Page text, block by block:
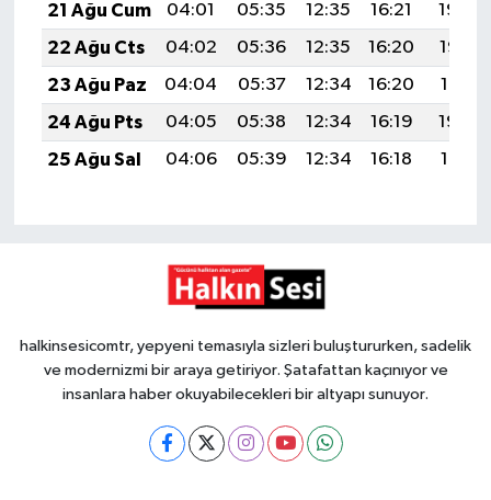
21 Ağu Cum
04:01 05:35 12:35 16:21
19:24
22 Ağu Cts
04:02 05:36 12:35 16:20
19:23
23 Ağu Paz
04:04 05:37 12:34 16:20
19:21
24 Ağu Pts
04:05 05:38 12:34 16:19
19:20
25 Ağu Sal
04:06 05:39 12:34 16:18 19:18
halkinsesicomtr, yepyeni temasıyla sizleri buluştururken, sadelik
ve modernizmi bir araya getiriyor. Şatafattan kaçınıyor ve
insanlara haber okuyabilecekleri bir altyapı sunuyor.